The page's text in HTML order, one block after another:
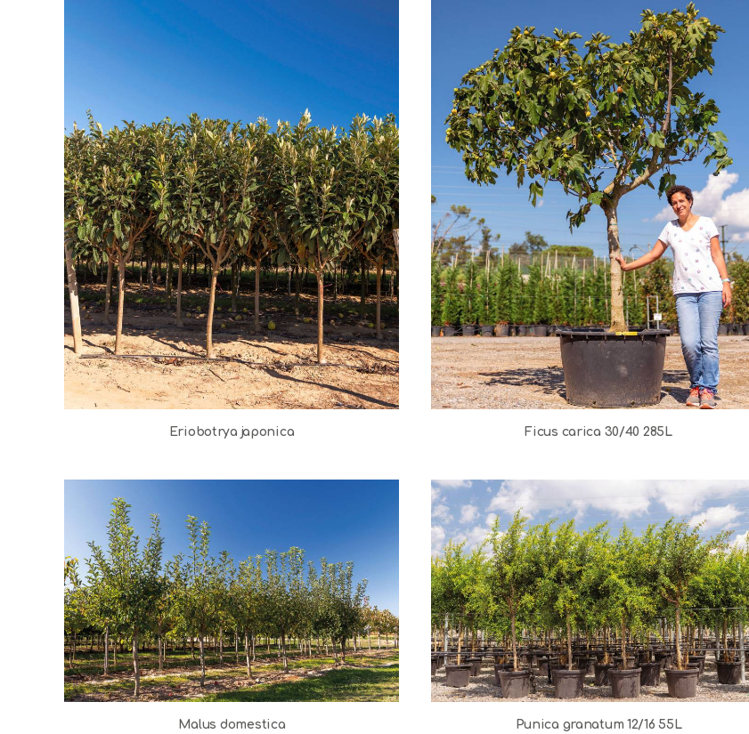
Eriobotrya japonica Ficus carica 30/40 285L
Malus domestica Punica granatum 12/16 55L